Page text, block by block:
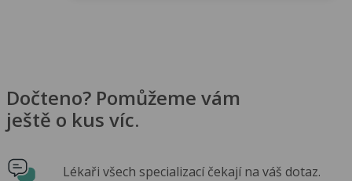
Dočteno? Pomůžeme vám
ještě o kus víc.
Lékaři všech specializací čekají na váš dotaz.